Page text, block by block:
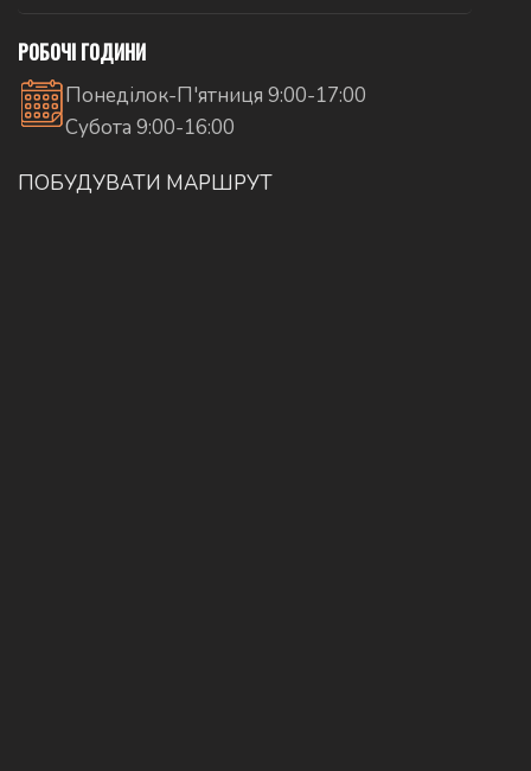
РОБОЧІ ГОДИНИ
Понеділок-П'ятниця 9:00-17:00
Субота 9:00-16:00
ПОБУДУВАТИ МАРШРУТ